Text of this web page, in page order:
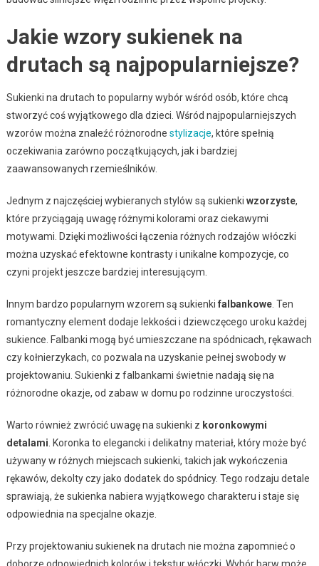
Jakie wzory sukienek na
drutach są najpopularniejsze?
Sukienki na drutach to popularny wybór wśród osób, które chcą
stworzyć coś wyjątkowego dla dzieci. Wśród najpopularniejszych
wzorów można znaleźć różnorodne stylizacje, które spełnią
oczekiwania zarówno początkujących, jak i bardziej
zaawansowanych rzemieślników.
Jednym z najczęściej wybieranych stylów są sukienki wzorzyste,
które przyciągają uwagę różnymi kolorami oraz ciekawymi
motywami. Dzięki możliwości łączenia różnych rodzajów włóczki
można uzyskać efektowne kontrasty i unikalne kompozycje, co
czyni projekt jeszcze bardziej interesującym.
Innym bardzo popularnym wzorem są sukienki falbankowe. Ten
romantyczny element dodaje lekkości i dziewczęcego uroku każdej
sukience. Falbanki mogą być umieszczane na spódnicach, rękawach
czy kołnierzykach, co pozwala na uzyskanie pełnej swobody w
projektowaniu. Sukienki z falbankami świetnie nadają się na
różnorodne okazje, od zabaw w domu po rodzinne uroczystości.
Warto również zwrócić uwagę na sukienki z koronkowymi
detalami . Koronka to elegancki i delikatny materiał, który może być
używany w różnych miejscach sukienki, takich jak wykończenia
rękawów, dekolty czy jako dodatek do spódnicy. Tego rodzaju detale
sprawiają, że sukienka nabiera wyjątkowego charakteru i staje się
odpowiednia na specjalne okazje.
Przy projektowaniu sukienek na drutach nie można zapomnieć o